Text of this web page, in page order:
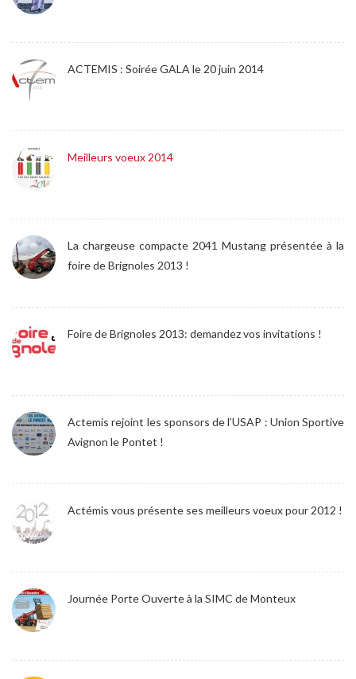
ACTEMIS : Soirée GALA le 20 juin 2014
Meilleurs voeux 2014
La chargeuse compacte 2041 Mustang présentée à la
foire de Brignoles 2013 !
Foire de Brignoles 2013: demandez vos invitations !
Actemis rejoint les sponsors de l’USAP : Union Sportive
Avignon le Pontet !
Actémis vous présente ses meilleurs voeux pour 2012 !
Journée Porte Ouverte à la SIMC de Monteux